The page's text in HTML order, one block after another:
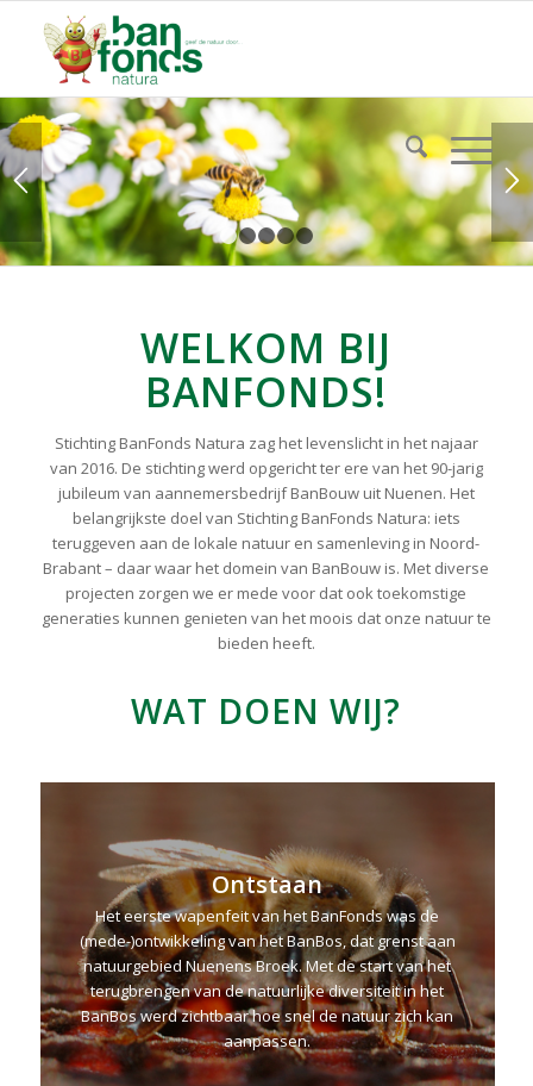
1 2 4 5
WELKOM BIJ
BANFONDS!
Stichting BanFonds Natura zag het levenslicht in het najaar
van 2016. De stichting werd opgericht ter ere van het 90-jarig
jubileum van aannemersbedrijf BanBouw uit Nuenen. Het
belangrijkste doel van Stichting BanFonds Natura: iets
teruggeven aan de lokale natuur en samenleving in Noord-
Brabant – daar waar het domein van BanBouw is. Met diverse
projecten zorgen we er mede voor dat ook toekomstige
generaties kunnen genieten van het moois dat onze natuur te
bieden heeft.
WAT DOEN WIJ?
Ontstaan
Het eerste wapenfeit van het BanFonds was de
(mede-)ontwikkeling van het BanBos, dat grenst aan
natuurgebied Nuenens Broek. Met de start van het
terugbrengen van de natuurlijke diversiteit in het
BanBos werd zichtbaar hoe snel de natuur zich kan
aanpassen.